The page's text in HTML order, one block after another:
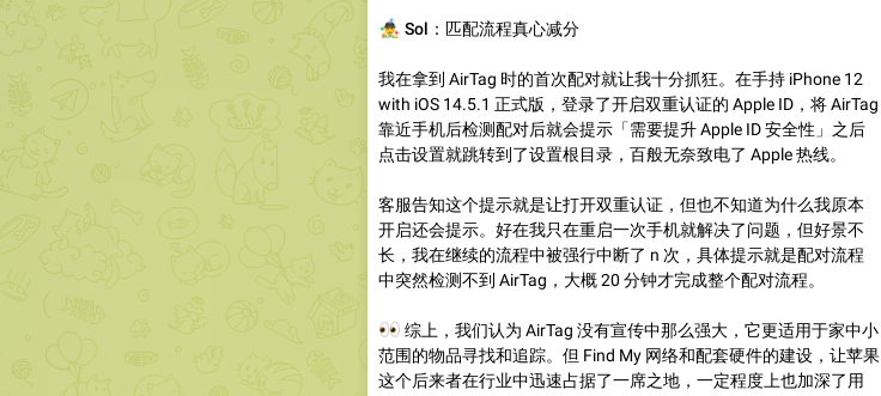
🤹‍♂️Sol：匹配流程真心减分
我在拿到 AirTag 时的首次配对就让我十分抓狂。在手持 iPhone 12
with iOS 14.5.1 正式版，登录了开启双重认证的 Apple ID，将 AirTag
靠近手机后检测配对后就会提示「需要提升 Apple ID 安全性」之后
点击设置就跳转到了设置根目录，百般无奈致电了 Apple 热线。
客服告知这个提示就是让打开双重认证，但也不知道为什么我原本
开启还会提示。好在我只在重启一次手机就解决了问题，但好景不
长，我在继续的流程中被强行中断了 n 次，具体提示就是配对流程
中突然检测不到 AirTag，大概 20 分钟才完成整个配对流程。
👀综上，我们认为 AirTag 没有宣传中那么强大，它更适用于家中小
范围的物品寻找和追踪。但 Find My 网络和配套硬件的建设，让苹果
这个后来者在行业中迅速占据了一席之地，一定程度上也加深了用